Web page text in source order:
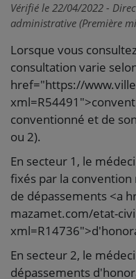
Vérifié le 22/04/2022 -
administrative (Première
Lorsque vous
consultation varie
href="https://
conventionné et de
ou 2).
En secteur 1, le
fixés par la
de dépassements <a
mazamet.com/etat-
En secteur 2, le
dépassements